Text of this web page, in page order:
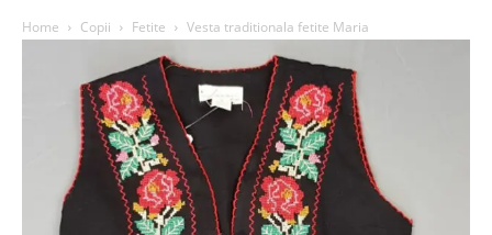
Home Copii Fetite Vesta traditionala fetite Maria